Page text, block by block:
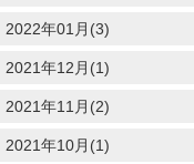
2022年01月(3)
2021年12月(1)
2021年11月(2)
2021年10月(1)